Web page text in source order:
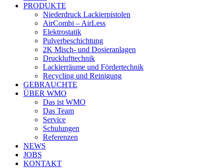
PRODUKTE
Niederdruck Lackierpistolen
AirCombi – AirLess
Elektrostatik
Pulverbeschichtung
2K Misch- und Dosieranlagen
Drucklufttechnik
Lackierräume und Fördertechnik
Recycling und Reinigung
GEBRAUCHTE
ÜBER WMO
Das ist WMO
Das Team
Service
Schulungen
Referenzen
NEWS
JOBS
KONTAKT